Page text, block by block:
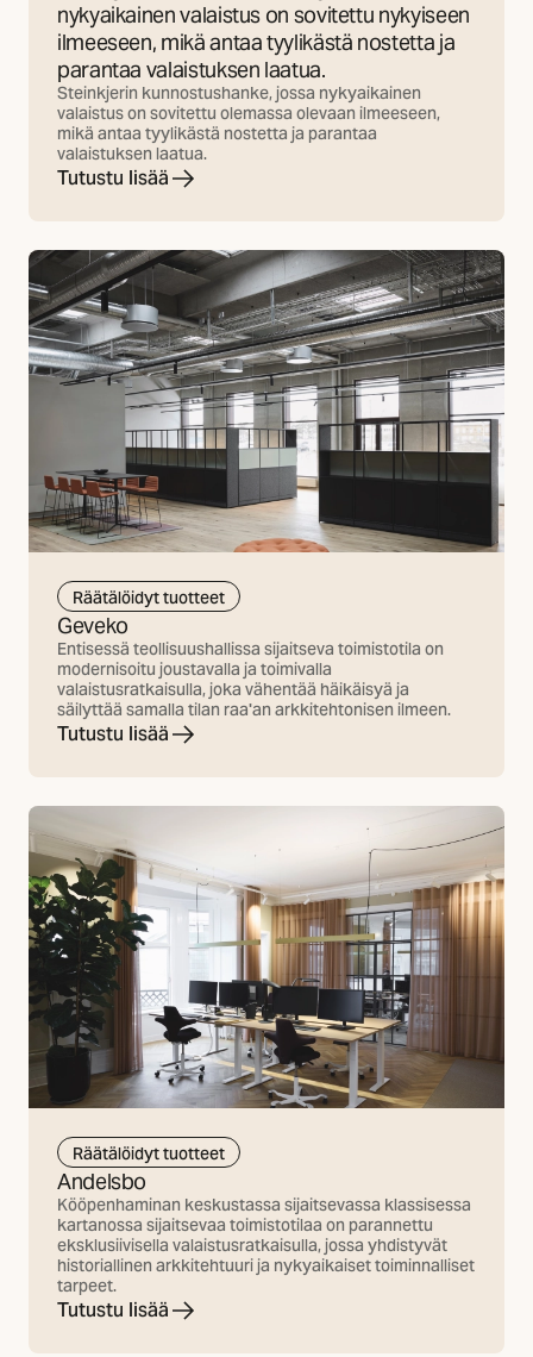
nykyaikainen valaistus on sovitettu nykyiseen
ilmeeseen, mikä antaa tyylikästä nostetta ja
parantaa valaistuksen laatua.
Steinkjerin kunnostushanke, jossa nykyaikainen
valaistus on sovitettu olemassa olevaan ilmeeseen,
mikä antaa tyylikästä nostetta ja parantaa
valaistuksen laatua.
Tutustu lisää
Räätälöidyt tuotteet
Geveko
Entisessä teollisuushallissa sijaitseva toimistotila on
modernisoitu joustavalla ja toimivalla
valaistusratkaisulla, joka vähentää häikäisyä ja
säilyttää samalla tilan raa'an arkkitehtonisen ilmeen.
Tutustu lisää
Räätälöidyt tuotteet
Andelsbo
Kööpenhaminan keskustassa sijaitsevassa klassisessa
kartanossa sijaitsevaa toimistotilaa on parannettu
eksklusiivisella valaistusratkaisulla, jossa yhdistyvät
historiallinen arkkitehtuuri ja nykyaikaiset toiminnalliset
tarpeet.
Tutustu lisää